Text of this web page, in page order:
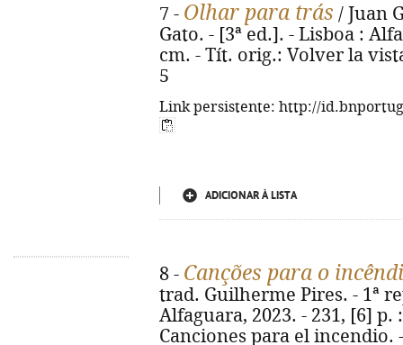
7 - Olhar para trás / Juan
Gato. - [3ª ed.]. - Lisboa :
cm. - Tít. orig.: Volver la
5
Link persistente: http://
ADICIONAR À LISTA
8 - Canções para o
trad. Guilherme Pires. - 1ª
Alfaguara, 2023. - 231, [6]
Canciones para el incendio.